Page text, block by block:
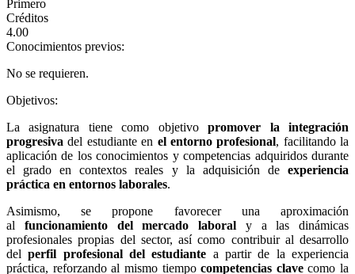
Primero
Créditos
4.00
Conocimientos previos:
No se requieren.
Objetivos:
La asignatura tiene como objetivopromover la integración
progresiva del estudiante en el entorno profesional, facilitando la
aplicación de los conocimientos y competencias adquiridos durante
el grado en contextos reales y la adquisición de experiencia
práctica en entornos laborales.
Asimismo, se propone favorecer una aproximación
al funcionamiento del mercado laboral y a las dinámicas
profesionales propias del sector, así como contribuir al desarrollo
delperfil profesional del estudiante a partir de la experiencia
práctica, reforzando al mismo tiempocompetencias clavecomo la